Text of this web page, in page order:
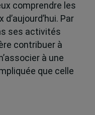
comprendre les
Par
ses activités
contribuer à
à une
que celle